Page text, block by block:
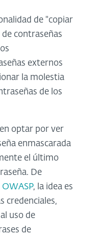
de "copiar
contraseñas
externos
la molestia
de los
optar por ver
enmascarada
el último
De
, la idea es
credenciales,
uso de
de